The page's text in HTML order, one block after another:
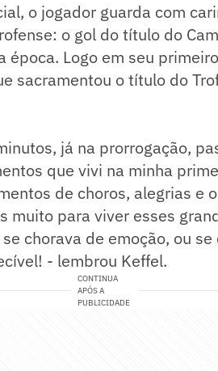
o jogador guarda com
o gol do título do
época. Logo em seu
sacramentou o título do
já na prorrogação,
que vivi na minha
de choros, alegrias e
muito para viver esses
chorava de emoção, ou
- lembrou Keffel.
CONTINUA
APÓS A
PUBLICIDADE